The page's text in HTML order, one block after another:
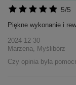
5/5
Piękne wykonanie i
2024-12-30
Marzena, Myślibórz
Czy opinia była